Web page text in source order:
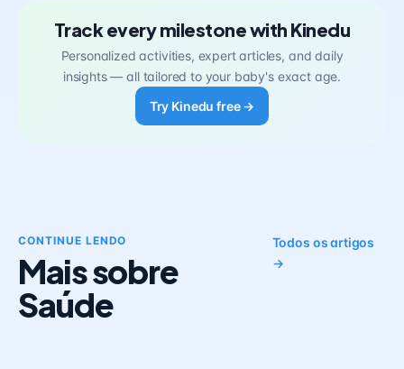
Track every milestone with Kinedu
Personalized activities, expert articles, and daily
insights — all tailored to your baby's exact age.
Try Kinedu free →
CONTINUE LENDO
Mais sobre
Saúde
Todos os artigos
→